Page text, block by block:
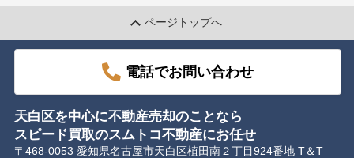
ページトップへ
電話でお問い合わせ
天白区を中心に不動産売却のことなら
スピード買取のスムトコ不動産にお任せ
〒468-0053 愛知県名古屋市天白区植田南２丁目924番地 T＆T